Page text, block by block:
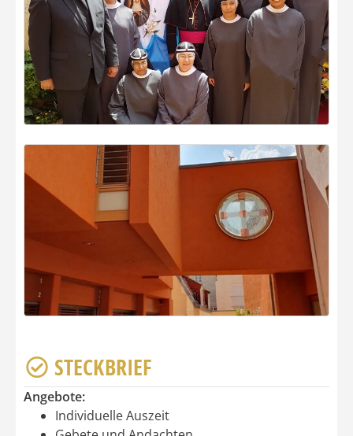
STECKBRIEF
Angebote:
Individuelle Auszeit